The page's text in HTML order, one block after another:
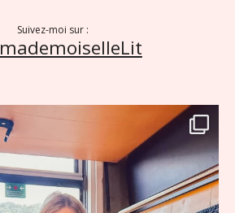
Suivez-moi sur :
mademoiselleLit